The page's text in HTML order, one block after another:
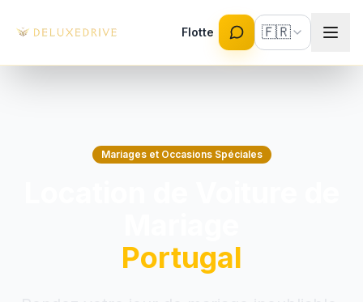
Flotte 🇫🇷
Mariages et Occasions Spéciales
Portugal